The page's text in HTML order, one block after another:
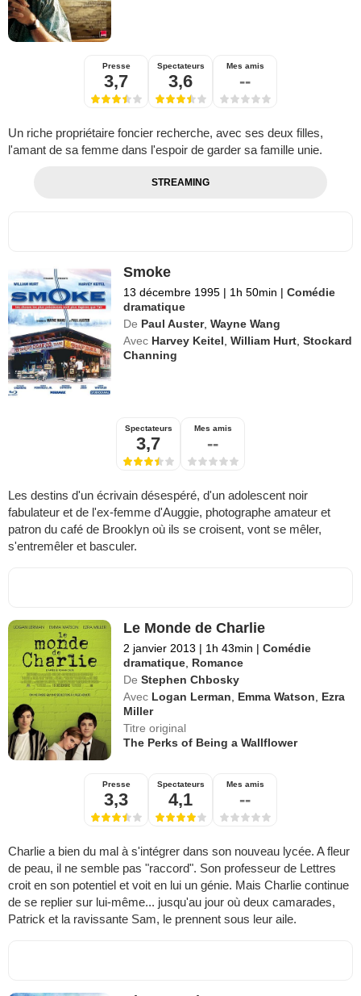
Presse
3,7
Spectateurs
3,6
Mes amis
--
Un riche propriétaire foncier recherche, avec ses deux filles,
l'amant de sa femme dans l'espoir de garder sa famille unie.
STREAMING
Smoke
13 décembre 1995 | 1h 50min | Comédie
dramatique
De Paul Auster,Wayne Wang
Avec Harvey Keitel ,William Hurt ,Stockard
Channing
Spectateurs
3,7
Mes amis
--
Les destins d'un écrivain désespéré, d'un adolescent noir
fabulateur et de l'ex-femme d'Auggie, photographe amateur et
patron du café de Brooklyn où ils se croisent, vont se mêler,
s'entremêler et basculer.
Le Monde de Charlie
2 janvier 2013 | 1h 43min | Comédie
dramatique Romance
De Stephen Chbosky
Avec Logan Lerman Emma Watson
Ezra
Miller
Titre original
The Perks of Being a Wallflower
Presse
3,3
Spectateurs
4,1
Mes amis
--
Charlie a bien du mal à s'intégrer dans son nouveau lycée. A fleur
de peau, il ne semble pas "raccord". Son professeur de Lettres
croit en son potentiel et voit en lui un génie. Mais Charlie continue
de se replier sur lui-même... jusqu'au jour où deux camarades,
Patrick et la ravissante Sam, le prennent sous leur aile.